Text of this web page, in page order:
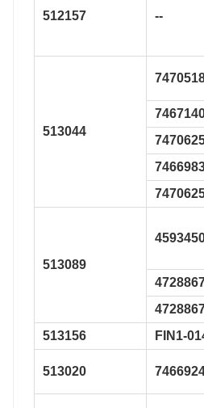
512157 --
513044
513089
513156
FIN1-
513020